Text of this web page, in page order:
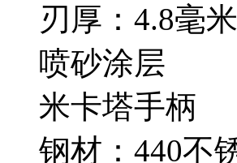
刃厚：4.8毫米
喷砂涂层
米卡塔手柄
钢材：440不